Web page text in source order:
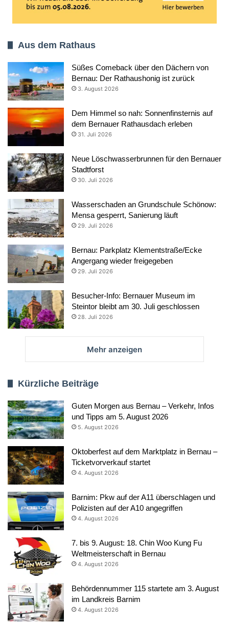
Aus dem Rathaus
Süßes Comeback über den Dächern von
Bernau: Der Rathaushonig ist zurück
3. August 2026
Dem Himmel so nah: Sonnenfinsternis auf
dem Bernauer Rathausdach erleben
31. Juli 2026
Neue Löschwasserbrunnen für den Bernauer
Stadtforst
30. Juli 2026
Wasserschaden an Grundschule Schönow:
Mensa gesperrt, Sanierung läuft
29. Juli 2026
Bernau: Parkplatz Klementstraße/Ecke
Angergang wieder freigegeben
29. Juli 2026
Besucher-Info: Bernauer Museum im
Steintor bleibt am 30. Juli geschlossen
28. Juli 2026
Mehr anzeigen
Kürzliche Beiträge
Guten Morgen aus Bernau – Verkehr, Infos
und Tipps am 5. August 2026
5. August 2026
Oktoberfest auf dem Marktplatz in Bernau –
Ticketvorverkauf startet
4. August 2026
Barnim: Pkw auf der A11 überschlagen und
Polizisten auf der A10 angegriffen
4. August 2026
7. bis 9. August: 18. Chin Woo Kung Fu
Weltmeisterschaft in Bernau
4. August 2026
Behördennummer 115 startete am 3. August
im Landkreis Barnim
4. August 2026